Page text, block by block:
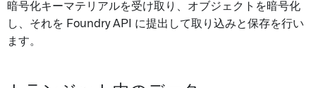
暗号化キーマテリアルを受け取り、オブジェクトを暗号化
し、それを Foundry API に提出して取り込みと保存を行い
ます。